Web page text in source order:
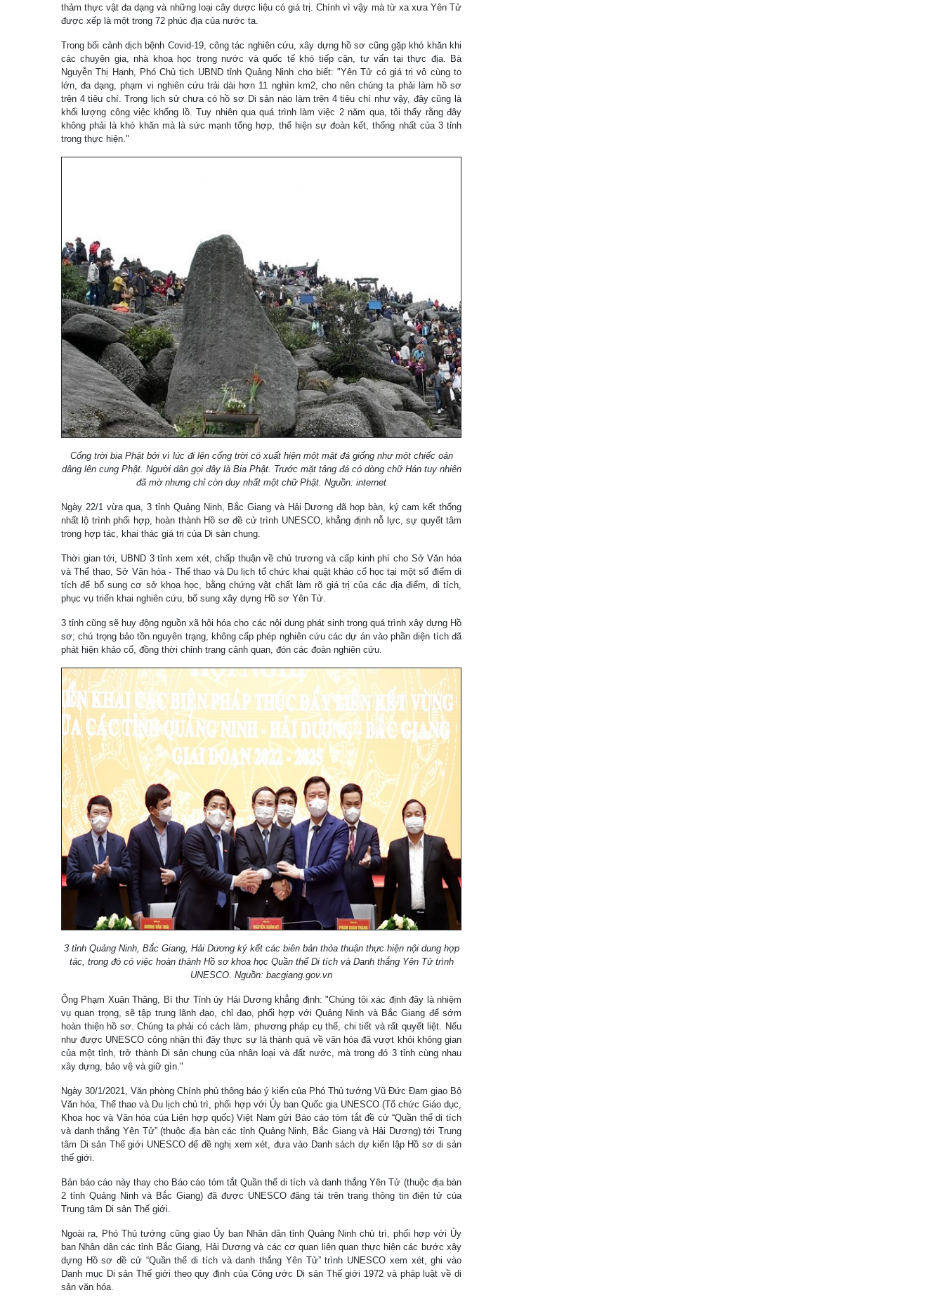
thảm thực vật đa dạng và những loại cây dược liệu có giá trị. Chính vì vậy mà từ xa xưa Yên Tử
được xếp là một trong 72 phúc địa của nước ta.
Trong bối cảnh dịch bệnh Covid-19, công tác nghiên cứu, xây dựng hồ sơ cũng gặp khó khăn khi
các chuyên gia, nhà khoa học trong nước và quốc tế khó tiếp cận, tư vấn tại thực địa. Bà
Nguyễn Thị Hạnh, Phó Chủ tịch UBND tỉnh Quảng Ninh cho biết: "Yên Tử có giá trị vô cùng to
lớn, đa dạng, phạm vi nghiên cứu trải dài hơn 11 nghìn km2, cho nên chúng ta phải làm hồ sơ
trên 4 tiêu chí. Trong lịch sử chưa có hồ sơ Di sản nào làm trên 4 tiêu chí như vậy, đây cũng là
khối lượng công việc khổng lồ. Tuy nhiên qua quá trình làm việc 2 năm qua, tôi thấy rằng đây
không phải là khó khăn mà là sức mạnh tổng hợp, thể hiện sự đoàn kết, thống nhất của 3 tỉnh
trong thực hiện."
Cổng trời bia Phật bởi vì lúc đi lên cổng trời có xuất hiện một mặt đá giống như một chiếc oản
dâng lên cung Phật. Người dân gọi đây là Bia Phật. Trước mặt tảng đá có dòng chữ Hán tuy nhiên
đã mờ nhưng chỉ còn duy nhất một chữ Phật. Nguồn: internet
Ngày 22/1 vừa qua, 3 tỉnh Quảng Ninh, Bắc Giang và Hải Dương đã họp bàn, ký cam kết thống
nhất lộ trình phối hợp, hoàn thành Hồ sơ đề cử trình UNESCO, khẳng định nỗ lực, sự quyết tâm
trong hợp tác, khai thác giá trị của Di sản chung.
Thời gian tới, UBND 3 tỉnh xem xét, chấp thuận về chủ trương và cấp kinh phí cho Sở Văn hóa
và Thể thao, Sở Văn hóa - Thể thao và Du lịch tổ chức khai quật khảo cổ học tại một số điểm di
tích để bổ sung cơ sở khoa học, bằng chứng vật chất làm rõ giá trị của các địa điểm, di tích,
phục vụ triển khai nghiên cứu, bổ sung xây dựng Hồ sơ Yên Tử.
3 tỉnh cũng sẽ huy động nguồn xã hội hóa cho các nội dung phát sinh trong quá trình xây dựng Hồ
sơ; chú trọng bảo tồn nguyên trạng, không cấp phép nghiên cứu các dự án vào phần diện tích đã
phát hiện khảo cổ, đồng thời chỉnh trang cảnh quan, đón các đoàn nghiên cứu.
3 tỉnh Quảng Ninh, Bắc Giang, Hải Dương ký kết các biên bản thỏa thuận thực hiện nội dung hợp
tác, trong đó có việc hoàn thành Hồ sơ khoa học Quần thể Di tích và Danh thắng Yên Tử trình
UNESCO. Nguồn: bacgiang.gov.vn
Ông Phạm Xuân Thăng, Bí thư Tỉnh ủy Hải Dương khẳng định: "Chúng tôi xác định đây là nhiệm
vụ quan trọng, sẽ tập trung lãnh đạo, chỉ đạo, phối hợp với Quảng Ninh và Bắc Giang để sớm
hoàn thiện hồ sơ. Chúng ta phải có cách làm, phương pháp cụ thể, chi tiết và rất quyết liệt. Nếu
như được UNESCO công nhận thì đây thực sự là thành quả về văn hóa đã vượt khỏi không gian
của một tỉnh, trở thành Di sản chung của nhân loại và đất nước, mà trong đó 3 tỉnh cùng nhau
xây dựng, bảo vệ và giữ gìn."
Ngày 30/1/2021, Văn phòng Chính phủ thông báo ý kiến của Phó Thủ tướng Vũ Đức Đam giao Bộ
Văn hóa, Thể thao và Du lịch chủ trì, phối hợp với Ủy ban Quốc gia UNESCO (Tổ chức Giáo dục,
Khoa học và Văn hóa của Liên hợp quốc) Việt Nam gửi Báo cáo tóm tắt đề cử “Quần thể di tích
và danh thắng Yên Tử” (thuộc địa bàn các tỉnh Quảng Ninh, Bắc Giang và Hải Dương) tới Trung
tâm Di sản Thế giới UNESCO để đề nghị xem xét, đưa vào Danh sách dự kiến lập Hồ sơ di sản
thế giới.
Bản báo cáo này thay cho Báo cáo tóm tắt Quần thể di tích và danh thắng Yên Tử (thuộc địa bàn
2 tỉnh Quảng Ninh và Bắc Giang) đã được UNESCO đăng tải trên trang thông tin điện tử của
Trung tâm Di sản Thế giới.
Ngoài ra, Phó Thủ tướng cũng giao Ủy ban Nhân dân tỉnh Quảng Ninh chủ trì, phối hợp với Ủy
ban Nhân dân các tỉnh Bắc Giang, Hải Dương và các cơ quan liên quan thực hiện các bước xây
dựng Hồ sơ đề cử “Quần thể di tích và danh thắng Yên Tử” trình UNESCO xem xét, ghi vào
Danh mục Di sản Thế giới theo quy định của Công ước Di sản Thế giới 1972 và pháp luật về di
sản văn hóa.